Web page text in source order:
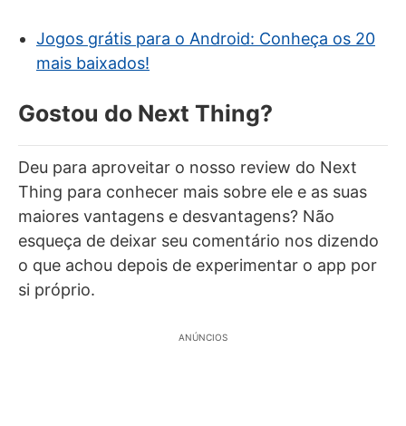
Jogos grátis para o Android: Conheça os 20
mais baixados!
Gostou do Next Thing?
Deu para aproveitar o nosso review do Next
Thing para conhecer mais sobre ele e as suas
maiores vantagens e desvantagens? Não
esqueça de deixar seu comentário nos dizendo
o que achou depois de experimentar o app por
si próprio.
ANÚNCIOS